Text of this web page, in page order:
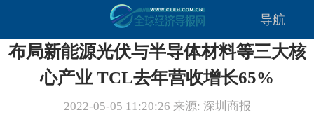
导航
布局新能源光伏与半导体材料等三大核
心产业 TCL去年营收增长65%
2022-05-05 11:20:26 来源: 深圳商报